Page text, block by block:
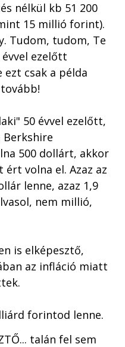
nélkül kb 51 200
15 millió forint).
Tudom, tudom, Te
ezelőtt
csak a példa
50 évvel ezelőtt,
Berkshire
500 dollárt, akkor
ért volna el. Azaz az
lenne, azaz 1,9
nem millió,
is elképesztő,
az infláció miatt
forintod lenne.
talán fel sem